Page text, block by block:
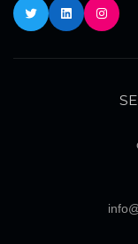
TwitterLinkedIn